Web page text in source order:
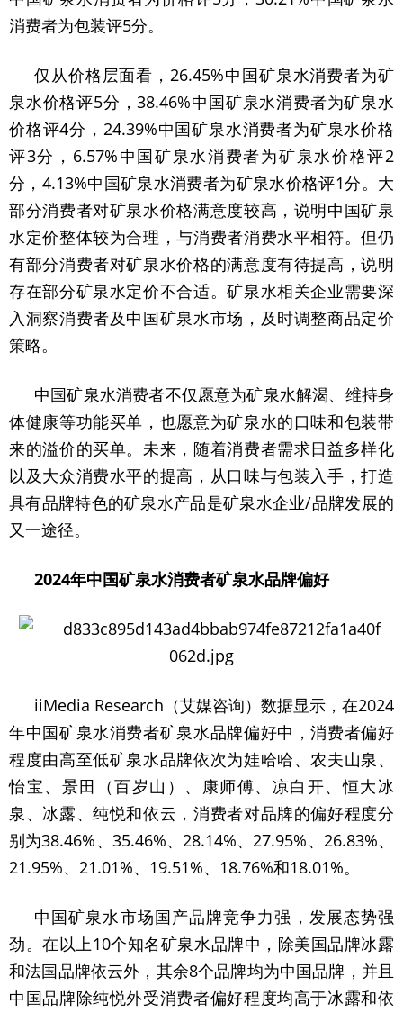
消费者为包装评5分。
仅从价格层面看，26.45%中国矿泉水消费者为矿
泉水价格评5分，38.46%中国矿泉水消费者为矿泉水
价格评4分，24.39%中国矿泉水消费者为矿泉水价格
评3分，6.57%中国矿泉水消费者为矿泉水价格评2
分，4.13%中国矿泉水消费者为矿泉水价格评1分。大
部分消费者对矿泉水价格满意度较高，说明中国矿泉
水定价整体较为合理，与消费者消费水平相符。但仍
有部分消费者对矿泉水价格的满意度有待提高，说明
存在部分矿泉水定价不合适。矿泉水相关企业需要深
入洞察消费者及中国矿泉水市场，及时调整商品定价
策略。
中国矿泉水消费者不仅愿意为矿泉水解渴、维持身
体健康等功能买单，也愿意为矿泉水的口味和包装带
来的溢价的买单。未来，随着消费者需求日益多样化
以及大众消费水平的提高，从口味与包装入手，打造
具有品牌特色的矿泉水产品是矿泉水企业/品牌发展的
又一途径。
2024年中国矿泉水消费者矿泉水品牌偏好
iiMedia Research（艾媒咨询）数据显示，在2024
年中国矿泉水消费者矿泉水品牌偏好中，消费者偏好
程度由高至低矿泉水品牌依次为娃哈哈、农夫山泉、
怡宝、景田（百岁山）、康师傅、凉白开、恒大冰
泉、冰露、纯悦和依云，消费者对品牌的偏好程度分
别为38.46%、35.46%、28.14%、27.95%、26.83%、
21.95%、21.01%、19.51%、18.76%和18.01%。
中国矿泉水市场国产品牌竞争力强，发展态势强
劲。在以上10个知名矿泉水品牌中，除美国品牌冰露
和法国品牌依云外，其余8个品牌均为中国品牌，并且
中国品牌除纯悦外受消费者偏好程度均高于冰露和依